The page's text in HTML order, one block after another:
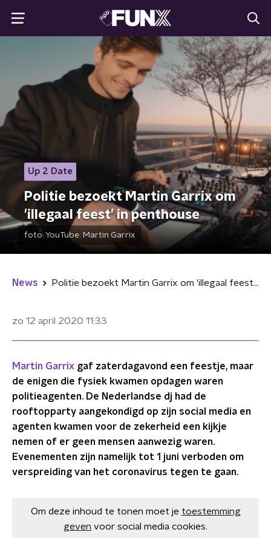
Up 2 Date
Politie bezoekt Martin Garrix om
'illegaal feest' in penthouse
foto:YouTube: Martin Garrix
News Politie bezoekt Martin Garrix om 'illegaal feest' in penthouse
zo 12 april 2020 11:33
Martin Garrix gaf zaterdagavond een feestje, maar
de enigen die fysiek kwamen opdagen waren
politieagenten. De Nederlandse dj had de
rooftopparty aangekondigd op zijn social media en
agenten kwamen voor de zekerheid een kijkje
nemen of er geen mensen aanwezig waren.
Evenementen zijn namelijk tot 1 juni verboden om
verspreiding van het coronavirus tegen te gaan.
Om deze inhoud te tonen moet je toestemming
geven voor social media cookies.